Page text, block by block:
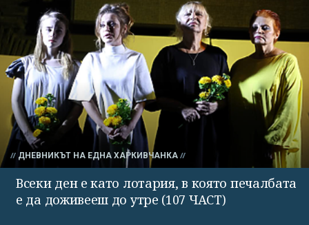
ДНЕВНИКЪТ НА ЕДНА ХАРКИВЧАНКА
Всеки ден е като лотария, в която печалбата
е да доживееш до утре (107 ЧАСТ)